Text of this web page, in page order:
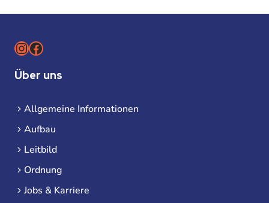
Instagram
Facebook
Über uns
Allgemeine Informationen
Aufbau
Leitbild
Ordnung
Jobs & Karriere